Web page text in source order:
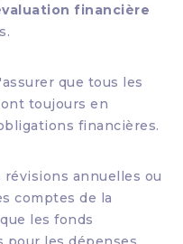
financière
que tous les
toujours en
financières.
annuelles ou
comptes de la
les fonds